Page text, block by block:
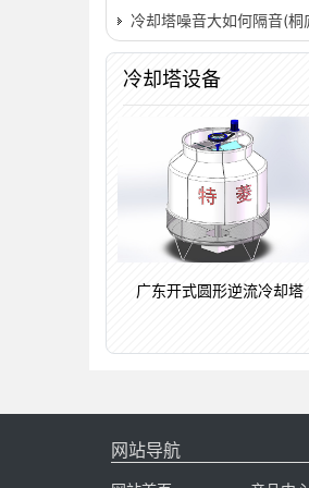
冷却塔噪音大如何隔音(
冷却塔设备
广东开式圆形逆流冷却塔
网站导航